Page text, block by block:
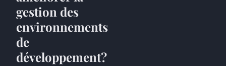
gestion des
environnements
de
développement?